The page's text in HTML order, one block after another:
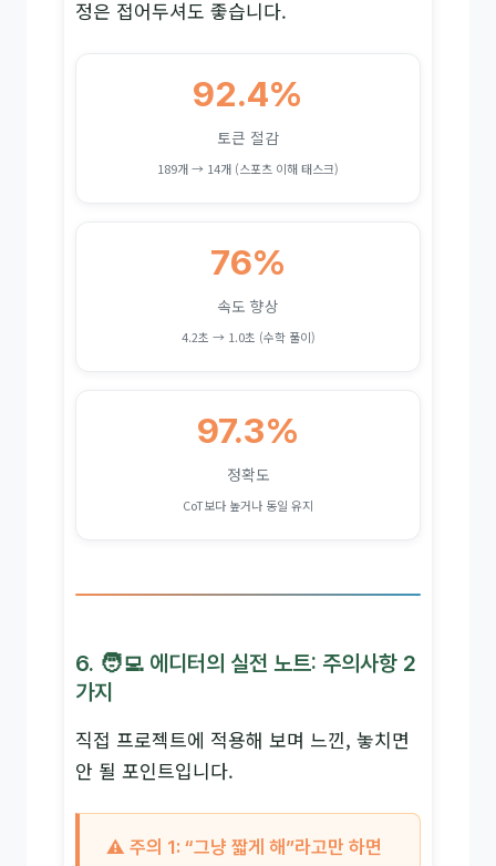
정은 접어두셔도 좋습니다.
92.4%
토큰 절감
189개 → 14개 (스포츠 이해 태스크)
76%
속도 향상
4.2초 → 1.0초 (수학 풀이)
97.3%
정확도
CoT보다 높거나 동일 유지
6. 🧑‍💻 에디터의 실전 노트: 주의사항 2
가지
직접 프로젝트에 적용해 보며 느낀, 놓치면
안 될 포인트입니다.
⚠️ 주의 1: “그냥 짧게 해”라고만 하면